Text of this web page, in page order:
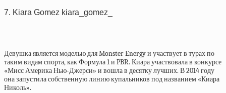
7. Kiara Gomez kiara_gomez_
Девушка является моделью для Monster Energy и участвует в турах по
таким видам спорта, как Формула 1 и PBR. Киара участвовала в конкурсе
«Мисс Америка Нью-Джерси» и вошла в десятку лучших. В 2014 году
она запустила собственную линию купальников под названием «Киара
Николь».